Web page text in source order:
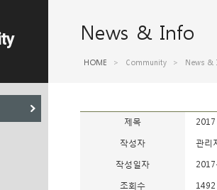
News & Info
HOME > Community > News &
제목
작성자 관리
작성일자
조회수 1492